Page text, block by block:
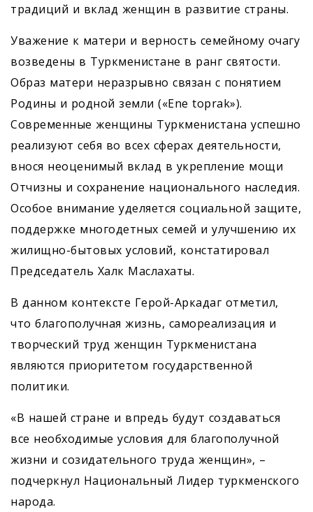
традиций и вклад женщин в развитие страны.
Уважение к матери и верность семейному очагу
возведены в Туркменистане в ранг святости.
Образ матери неразрывно связан с понятием
Родины и родной земли («Ene toprak»).
Современные женщины Туркменистана успешно
реализуют себя во всех сферах деятельности,
внося неоценимый вклад в укрепление мощи
Отчизны и сохранение национального наследия.
Особое внимание уделяется социальной защите,
поддержке многодетных семей и улучшению их
жилищно-бытовых условий, констатировал
Председатель Халк Маслахаты.
В данном контексте Герой-Аркадаг отметил,
что благополучная жизнь, самореализация и
творческий труд женщин Туркменистана
являются приоритетом государственной
политики.
«В нашей стране и впредь будут создаваться
все необходимые условия для благополучной
жизни и созидательного труда женщин», –
подчеркнул Национальный Лидер туркменского
народа.